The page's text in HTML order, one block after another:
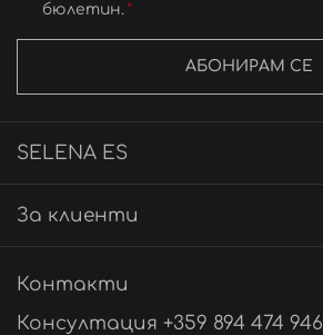
бюлетин.
АБОНИРАМ СЕ
SELENA ES
За клиенти
Контакти
Консултация +359 894 474 946